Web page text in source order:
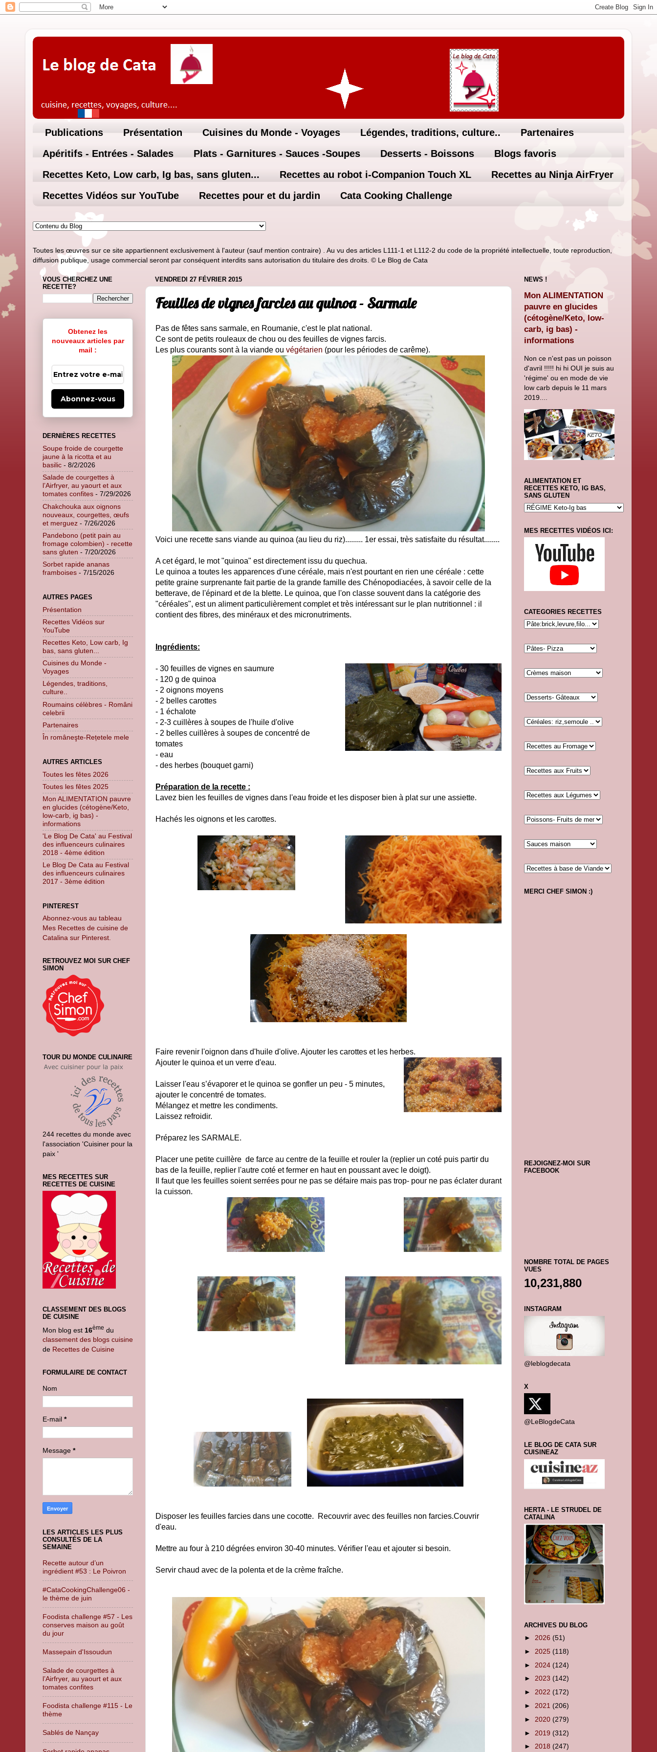
Publications Présentation Cuisines du Monde - Voyages Légendes, traditions, culture..
Partenaires
Apéritifs - Entrées - Salades
Plats - Garnitures - Sauces -Soupes Desserts - Boissons
Blogs favoris
Recettes Keto, Low carb, Ig bas, sans gluten...
Recettes au robot i-Companion Touch XL
Recettes au Ninja AirFryer
Recettes Vidéos sur YouTube
Recettes pour et du jardin Cata Cooking Challenge
Toutes les œuvres sur ce site appartiennent exclusivement à l'auteur (sauf mention contraire) . Au vu des articles L111-1 et L112-2 du code de la propriété intellectuelle, toute reproduction,
diffusion publique, usage commercial seront par conséquent interdits sans autorisation du titulaire des droits. © Le Blog de Cata
VENDREDI 27 FÉVRIER 2015
Feuilles de vignes farcies au quinoa - Sarmale
Pas de fêtes sans sarmale, en Roumanie, c'est le plat national.
Ce sont de petits rouleaux de chou ou des feuilles de vignes farcis.
Les plus courants sont à la viande ou végétarien (pour les périodes de carême).
Voici une recette sans viande au quinoa (au lieu du riz)......... 1er essai, très satisfaite du résultat........
A cet égard, le mot "quinoa" est directement issu du quechua.
Le quinoa a toutes les apparences d'une céréale, mais n'est pourtant en rien une céréale : cette
petite graine surprenante fait partie de la grande famille des Chénopodiacées, à savoir celle de la
betterave, de l'épinard et de la blette. Le quinoa, que l'on classe souvent dans la catégorie des
"céréales", est un aliment particulièrement complet et très intéressant sur le plan nutritionnel : il
contient des fibres, des minéraux et des micronutriments.
Ingrédients:
- 30 feuilles de vignes en saumure
- 120 g de quinoa
- 2 oignons moyens
- 2 belles carottes
- 1 échalote
- 2-3 cuillères à soupes de l'huile d'olive
- 2 belles cuillères à soupes de concentré de
tomates
- eau
- des herbes (bouquet garni)
Préparation de la recette :
Lavez bien les feuilles de vignes dans l'eau froide et les disposer bien à plat sur une assiette.
Hachés les oignons et les carottes.
Faire revenir l'oignon dans d'huile d'olive. Ajouter les carottes et les herbes.
Ajouter le quinoa et un verre d'eau.
Laisser l'eau s’évaporer et le quinoa se gonfler un peu - 5 minutes,
ajouter le concentré de tomates.
Mélangez et mettre les condiments.
Laissez refroidir.
Préparez les SARMALE.
Placer une petite cuillère de farce au centre de la feuille et rouler la (replier un coté puis partir du
bas de la feuille, replier l'autre coté et fermer en haut en poussant avec le doigt).
Il faut que les feuilles soient serrées pour ne pas se défaire mais pas trop- pour ne pas éclater durant
la cuisson.
Disposer les feuilles farcies dans une cocotte. Recouvrir avec des feuilles non farcies.Couvrir
d'eau.
Mettre au four à 210 dégrées environ 30-40 minutes. Vérifier l'eau et ajouter si besoin.
Servir chaud avec de la polenta et de la crème fraîche.
VOUS CHERCHEZ UNE
RECETTE?
Obtenez les
nouveaux articles par
mail :
Abonnez-vous
DERNIÈRES RECETTES
Soupe froide de courgette
jaune à la ricotta et au
basilic - 8/2/2026
Salade de courgettes à
l’Airfryer, au yaourt et aux
tomates confites - 7/29/2026
Chakchouka aux oignons
nouveaux, courgettes, œufs
et merguez - 7/26/2026
Pandebono (petit pain au
fromage colombien) - recette
sans gluten - 7/20/2026
Sorbet rapide ananas
framboises - 7/15/2026
AUTRES PAGES
Présentation
Recettes Vidéos sur
YouTube
Recettes Keto, Low carb, Ig
bas, sans gluten...
Cuisines du Monde -
Voyages
Légendes, traditions,
culture..
Roumains célèbres - Români
celebrii
Partenaires
În româneşte-Rețetele mele
AUTRES ARTICLES
Toutes les fêtes 2026
Toutes les fêtes 2025
Mon ALIMENTATION pauvre
en glucides (cétogène/Keto,
low-carb, ig bas) -
informations
'Le Blog De Cata' au Festival
des influenceurs culinaires
2018 - 4ème édition
Le Blog De Cata au Festival
des influenceurs culinaires
2017 - 3ème édition
PINTEREST
Abonnez-vous au tableau
Mes Recettes de cuisine de
Catalina sur Pinterest.
RETROUVEZ MOI SUR CHEF
SIMON
TOUR DU MONDE CULINAIRE
244 recettes du monde avec
l'association 'Cuisiner pour la
paix '
MES RECETTES SUR
RECETTES DE CUISINE
CLASSEMENT DES BLOGS
DE CUISINE
Mon blog est 16ème du
classement des blogs cuisine
de Recettes de Cuisine
FORMULAIRE DE CONTACT
Nom
E-mail *
Message *
LES ARTICLES LES PLUS
CONSULTÉS DE LA
SEMAINE
Recette autour d’un
ingrédient #53 : Le Poivron
#CataCookingChallenge06 -
le thème de juin
Foodista challenge #57 - Les
conserves maison au goût
du jour
Massepain d'Issoudun
Salade de courgettes à
l’Airfryer, au yaourt et aux
tomates confites
Foodista challenge #115 - Le
thème
Sablés de Nançay
NEWS !
Mon ALIMENTATION
pauvre en glucides
(cétogène/Keto, low-
carb, ig bas) -
informations
Non ce n'est pas un poisson
d'avril !!!!! hi hi OUI je suis au
'régime' ou en mode de vie
low carb depuis le 11 mars
2019....
ALIMENTATION ET
RECETTES KETO, IG BAS,
SANS GLUTEN
MES RECETTES VIDÉOS ICI:
CATEGORIES RECETTES
MERCI CHEF SIMON :)
REJOIGNEZ-MOI SUR
FACEBOOK
NOMBRE TOTAL DE PAGES
VUES
10,231,880
INSTAGRAM
@leblogdecata
X
@LeBlogdeCata
LE BLOG DE CATA SUR
CUISINEAZ
HERTA - LE STRUDEL DE
CATALINA
ARCHIVES DU BLOG
► 2026 (51)
► 2025 (118)
► 2024 (124)
► 2023 (142)
► 2022 (172)
► 2021 (206)
► 2020 (279)
► 2019 (312)
► 2018 (247)